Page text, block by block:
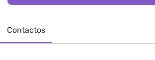
Contactos